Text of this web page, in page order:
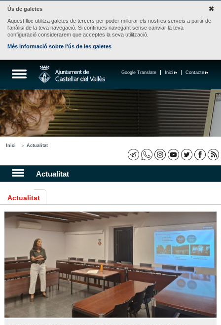
Ús de galetes
Aquest lloc utilitza galetes de tercers per poder millorar els nostres serveis a partir de
l'anàlisi de la teva navegació. Si continues navegant sense canviar la teva
configuració considerarem que acceptes la seva utilització.
Més informació sobre l'ús de les galetes
Contacte
Inici
Google Translate
Inici Actualitat
Actualitat
Actualitat